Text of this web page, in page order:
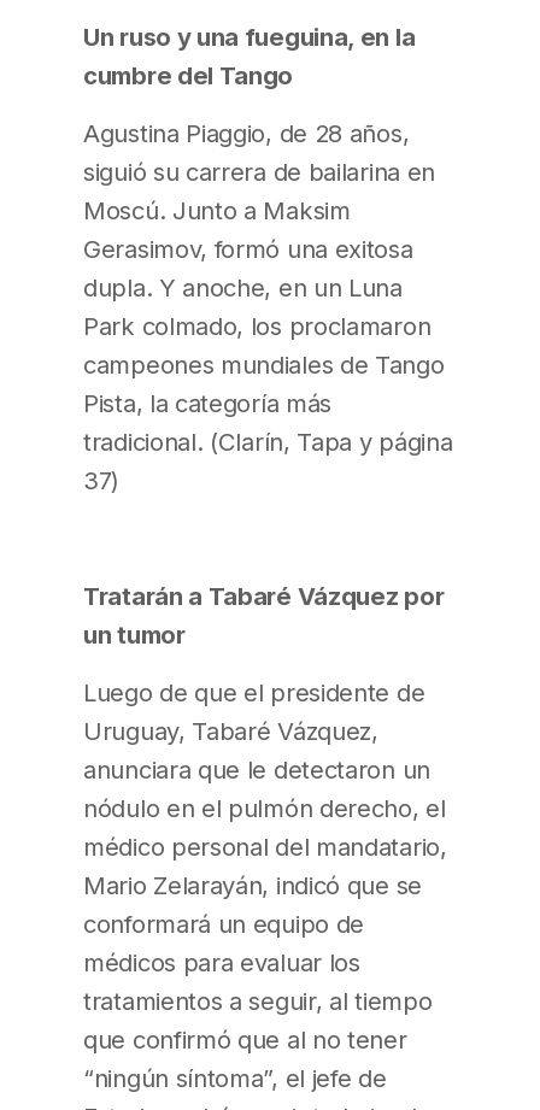
Un ruso y una fueguina, en la
cumbre del Tango
Agustina Piaggio, de 28 años,
siguió su carrera de bailarina en
Moscú. Junto a Maksim
Gerasimov, formó una exitosa
dupla. Y anoche, en un Luna
Park colmado, los proclamaron
campeones mundiales de Tango
Pista, la categoría más
tradicional. (Clarín, Tapa y página
37)
Tratarán a Tabaré Vázquez por
un tumor
Luego de que el presidente de
Uruguay, Tabaré Vázquez,
anunciara que le detectaron un
nódulo en el pulmón derecho, el
médico personal del mandatario,
Mario Zelarayán, indicó que se
conformará un equipo de
médicos para evaluar los
tratamientos a seguir, al tiempo
que confirmó que al no tener
“ningún síntoma”, el jefe de